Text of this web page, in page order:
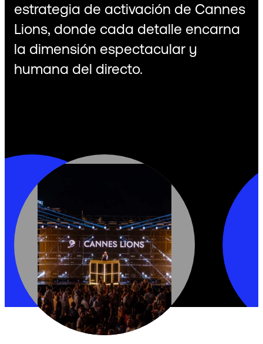
estrategia de activación de Cannes
Lions, donde cada detalle encarna
la dimensión espectacular y
humana del directo.